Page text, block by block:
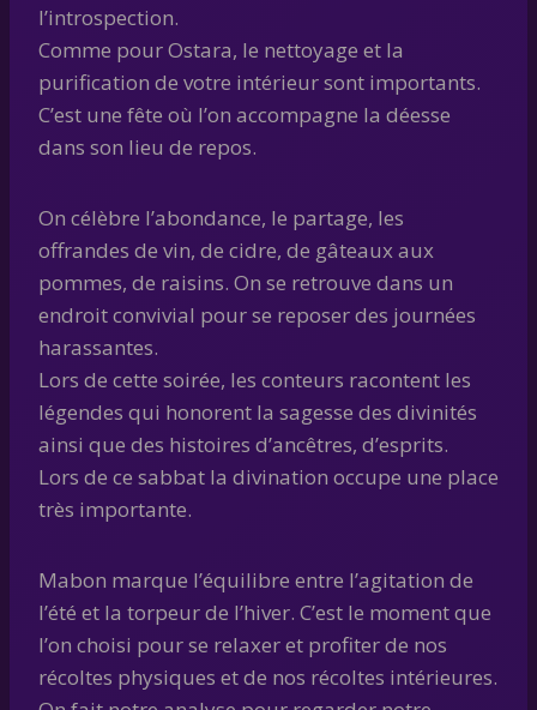
l’introspection.
Comme pour Ostara, le nettoyage et la
purification de votre intérieur sont importants.
C’est une fête où l’on accompagne la déesse
dans son lieu de repos.
On célèbre l’abondance, le partage, les
offrandes de vin, de cidre, de gâteaux aux
pommes, de raisins. On se retrouve dans un
endroit convivial pour se reposer des journées
harassantes.
Lors de cette soirée, les conteurs racontent les
légendes qui honorent la sagesse des divinités
ainsi que des histoires d’ancêtres, d’esprits.
Lors de ce sabbat la divination occupe une place
très importante.
Mabon marque l’équilibre entre l’agitation de
l’été et la torpeur de l’hiver. C’est le moment que
l’on choisi pour se relaxer et profiter de nos
récoltes physiques et de nos récoltes intérieures.